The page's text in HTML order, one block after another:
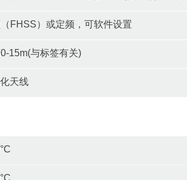
FHSS）或定频，可软件设置
15m(与标签有关)
天线